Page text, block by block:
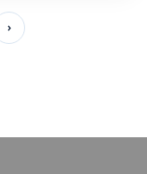
›